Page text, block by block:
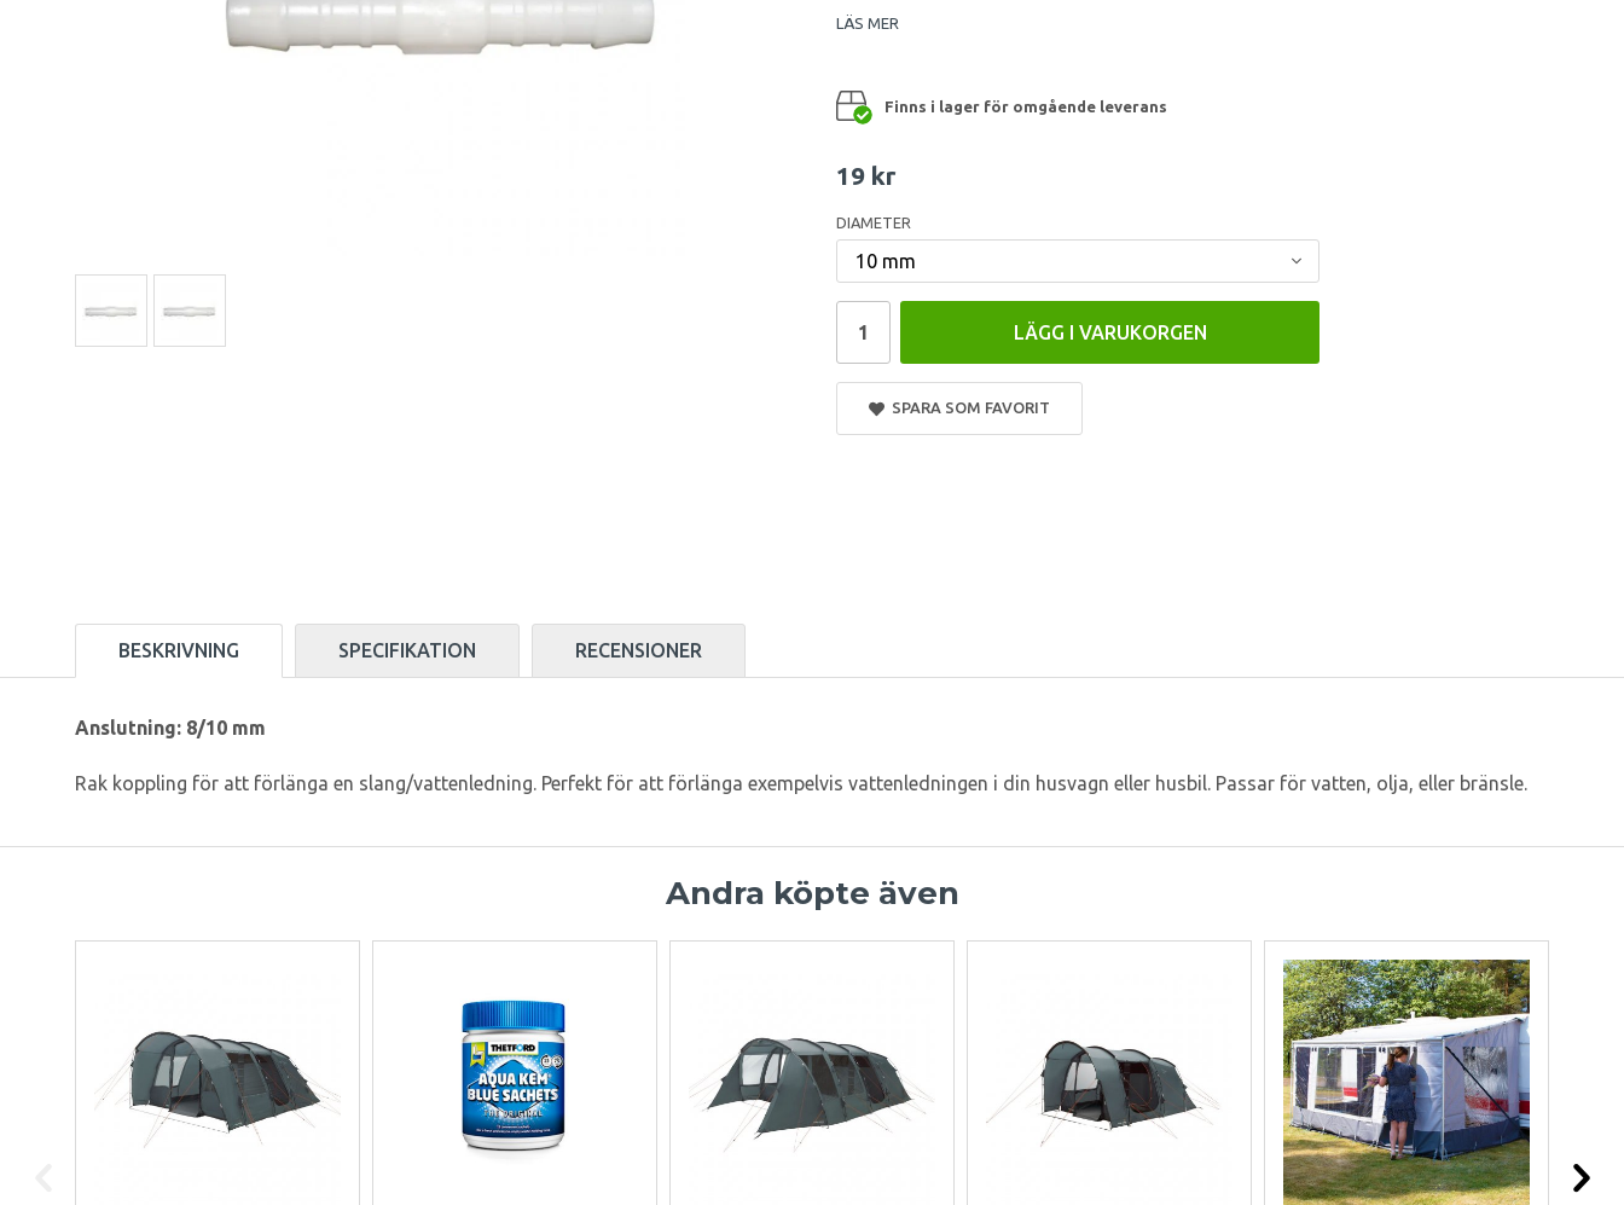
LÄS MER
Finns i lager för omgående leverans
19 kr
DIAMETER
LÄGG I VARUKORGEN
SPARA SOM FAVORIT
BESKRIVNING SPECIFIKATION RECENSIONER
Anslutning: 8/10 mm
Rak koppling för att förlänga en slang/vattenledning. Perfekt för att förlänga exempelvis vattenledningen i din husvagn eller husbil. Passar för vatten, olja, eller bränsle.
Andra köpte även